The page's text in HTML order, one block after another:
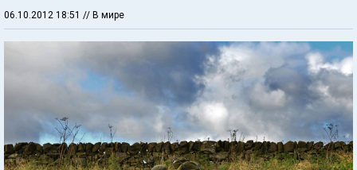
06.10.2012 18:51 // В мире